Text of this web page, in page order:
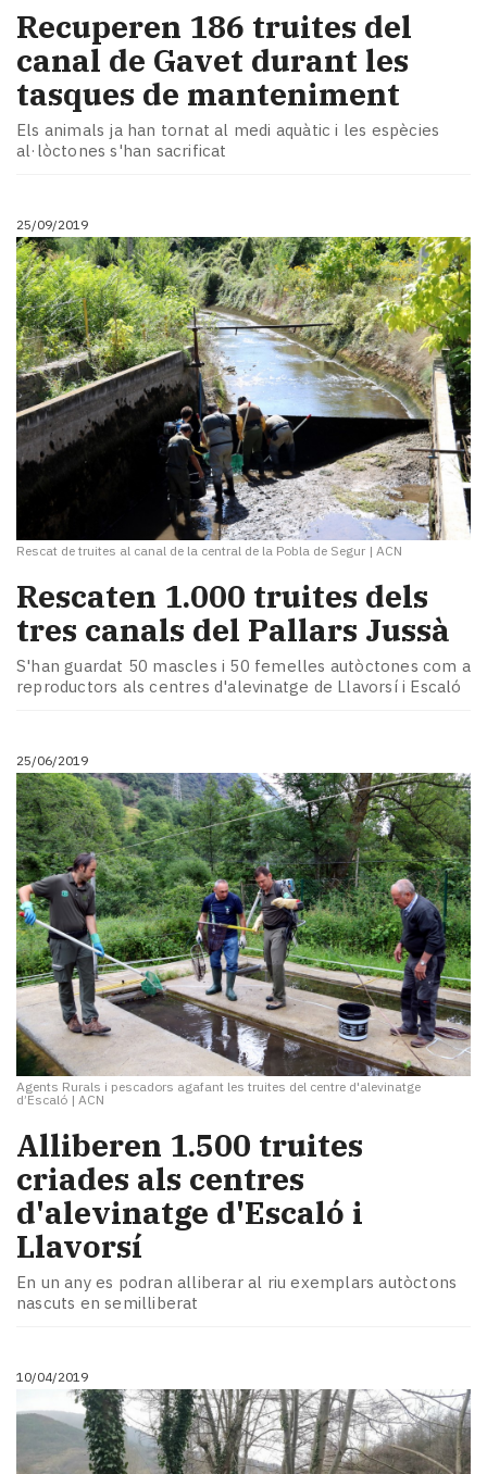
Recuperen 186 truites del
canal de Gavet durant les
tasques de manteniment
Els animals ja han tornat al medi aquàtic i les espècies
al·lòctones s'han sacrificat
25/09/2019
Rescat de truites al canal de la central de la Pobla de Segur | ACN
​Rescaten 1.000 truites dels
tres canals del Pallars Jussà
S'han guardat 50 mascles i 50 femelles autòctones com a
reproductors als centres d'alevinatge de Llavorsí i Escaló
25/06/2019
Agents Rurals i pescadors agafant les truites del centre d'alevinatge
d’Escaló | ACN
Alliberen 1.500 truites
criades als centres
d'alevinatge d'Escaló i
Llavorsí
En un any es podran alliberar al riu exemplars autòctons
nascuts en semilliberat
10/04/2019